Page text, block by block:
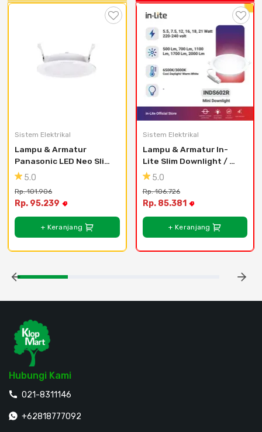
Sistem Elektrikal
Lampu & Armatur
Panasonic LED Neo Slim
Downlight 12W -
Cool Daylight
5.0
Rp. 101.906
Rp. 95.239
+ Keranjang
Sistem Elektrikal
Lampu & Armatur In-
Lite Slim Downlight /
INDS602R / 21 Watt
5.0
Rp. 106.726
Rp. 85.381
+ Keranjang
Hubungi Kami
021-8311146
+62818777092